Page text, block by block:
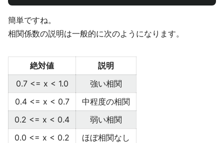
簡単ですね。
相関係数の説明は一般的に次のようになります。
絶対値
説明
0.7 <= x < 1.0
強い相関
0.4 <= x < 0.7
中程度の相関
0.2 <= x < 0.4
弱い相関
0.0 <= x < 0.2
ほぼ相関なし